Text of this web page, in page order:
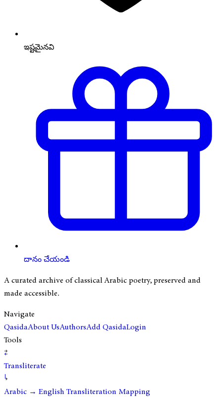
ఇష్టమైనవి
దానం చేయండి
A curated archive of classical Arabic poetry, preserved and
made accessible.
Navigate
QasidaAbout UsAuthorsAdd QasidaLogin
Tools
⇄
Transliterate
↳
Arabic → English Transliteration Mapping